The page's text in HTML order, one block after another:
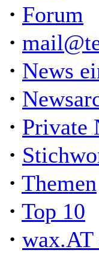
· Forum
·
· News
·
· Private
·
· Themen
· Top 10
· wax.AT